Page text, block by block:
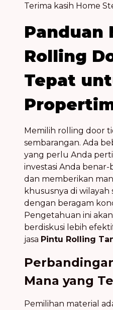
Terima kasih Home
Panduan
Rolling
Tepat
Memilih rolling door
sembarangan. Ada
yang perlu Anda
investasi Anda
dan memberikan
khususnya di
dengan beragam
Pengetahuan ini
berdiskusi lebih
jasa Pintu Rolling
Mana yang
Pemilihan material